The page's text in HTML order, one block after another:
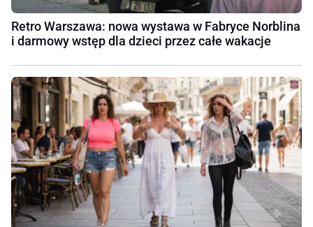
Retro Warszawa: nowa wystawa w Fabryce Norblina
i darmowy wstęp dla dzieci przez całe wakacje